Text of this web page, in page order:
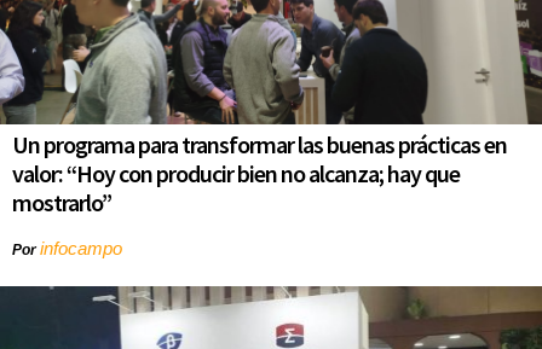
Un programa para transformar las buenas prácticas en
valor: “Hoy con producir bien no alcanza; hay que
mostrarlo”
Porinfocampo